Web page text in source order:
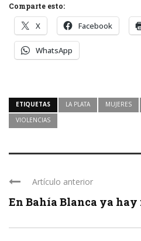
Comparte esto:
X Facebook
WhatsApp
ETIQUETAS LA PLATA MUJERES
VIOLENCIAS
Artículo anterior
En Bahía Blanca ya hay